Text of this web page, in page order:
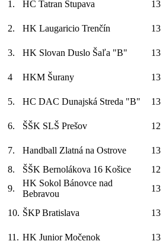
1. HC Tatran Stupava 13
2.
HK Laugaricio Trenčín 13
3.
HK Slovan Duslo Šaľa "B" 13
4
HKM Šurany 13
5.
HC DAC Dunajská Streda "B" 13
6.
ŠŠK SLŠ Prešov 12
7.
Handball Zlatná na Ostrove 13
8.
ŠŠK Bernolákova 16 Košice 12
9.
HK Sokol Bánovce nad
Bebravou
13
10. ŠKP Bratislava 13
11. HK Junior Močenok 13